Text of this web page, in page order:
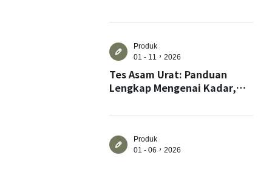
Produk
01 - 11，2026
Tes Asam Urat: Panduan
Lengkap Mengenai Kadar,
Manajemen Kesehatan
Produk
01 - 06，2026